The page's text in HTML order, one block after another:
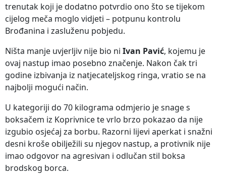
trenutak koji je dodatno potvrdio ono što se tijekom
cijelog meča moglo vidjeti – potpunu kontrolu
Brođanina i zasluženu pobjedu.
Ništa manje uvjerljiv nije bio ni Ivan Pavić, kojemu je
ovaj nastup imao posebno značenje. Nakon čak tri
godine izbivanja iz natjecateljskog ringa, vratio se na
najbolji mogući način.
U kategoriji do 70 kilograma odmjerio je snage s
boksačem iz Koprivnice te vrlo brzo pokazao da nije
izgubio osjećaj za borbu. Razorni lijevi aperkat i snažni
desni kroše obilježili su njegov nastup, a protivnik nije
imao odgovor na agresivan i odlučan stil boksa
brodskog borca.